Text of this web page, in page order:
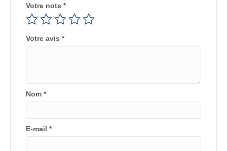
Votre note *
Votre avis *
Nom *
E-mail *